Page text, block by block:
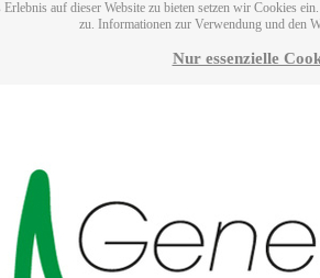
auf dieser Website zu bieten setzen wir Cookies
zu. Informationen zur Verwendung und den
Nur essenzielle